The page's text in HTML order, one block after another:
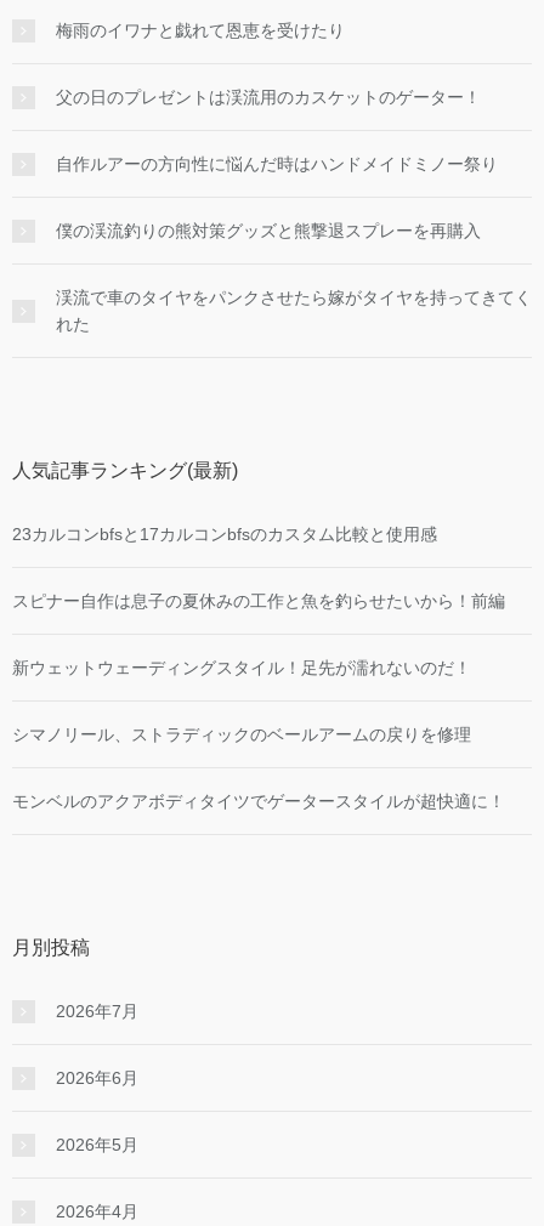
梅雨のイワナと戯れて恩恵を受けたり
父の日のプレゼントは渓流用のカスケットのゲーター！
自作ルアーの方向性に悩んだ時はハンドメイドミノー祭り
僕の渓流釣りの熊対策グッズと熊撃退スプレーを再購入
渓流で車のタイヤをパンクさせたら嫁がタイヤを持ってきてく
れた
人気記事ランキング(最新)
23カルコンbfsと17カルコンbfsのカスタム比較と使用感
スピナー自作は息子の夏休みの工作と魚を釣らせたいから！前編
新ウェットウェーディングスタイル！足先が濡れないのだ！
シマノリール、ストラディックのベールアームの戻りを修理
モンベルのアクアボディタイツでゲータースタイルが超快適に！
月別投稿
2026年7月
2026年6月
2026年5月
2026年4月